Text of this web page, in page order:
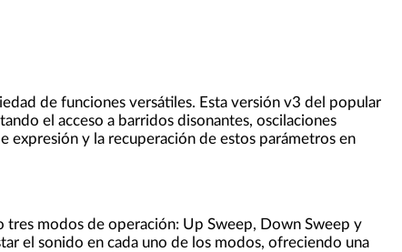
de funciones versátiles. Esta versión v3 del popular
el acceso a barridos disonantes, oscilaciones
expresión y la recuperación de estos parámetros en
modos de operación: Up Sweep, Down Sweep y
el sonido en cada uno de los modos, ofreciendo una